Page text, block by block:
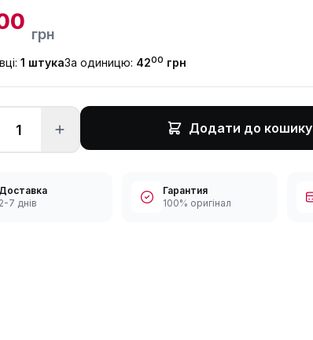
грн
1 штукаЗа одиницю: 4200 грн
Додати до кошику
Доставка
2-7 днів
Гарантия
100% оригінал